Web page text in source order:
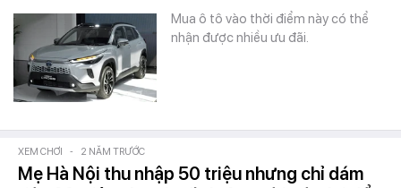
Mua ô tô vào thời điểm này có thể
nhận được nhiều ưu đãi.
XEM CHƠI - 2 NĂM TRƯỚC
Mẹ Hà Nội thu nhập 50 triệu nhưng chỉ dám